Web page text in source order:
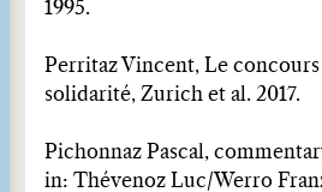
1995.
Perritaz Vincent, Le concours
solidarité, Zurich et al. 2017.
Pichonnaz Pascal,
in: Thévenoz Luc/Werro